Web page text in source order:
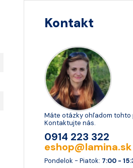
Kontakt
Máte otázky ohľadom tohto
Kontaktujte nás.
0914 223 322
eshop@lamina.sk
Pondelok - Piatok: 7:00 -